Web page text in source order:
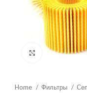
Увеличить
Home Фильтры